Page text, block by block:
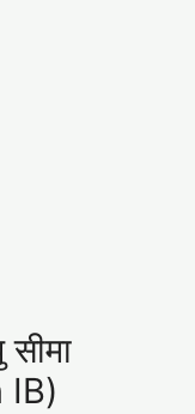
IB)